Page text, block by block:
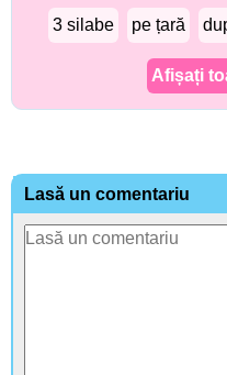
3 silabe pe țară
Afișați
Lasă un comentariu